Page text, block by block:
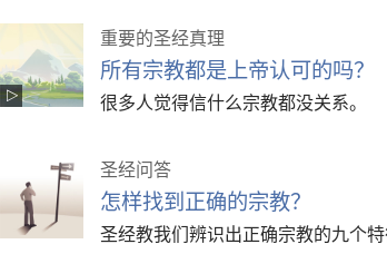
重要的圣经真理
所有宗教都是上帝认可的吗？
很多人觉得信什么宗教都没关系。
圣经问答
怎样找到正确的宗教？
圣经教我们辨识出正确宗教的九个特